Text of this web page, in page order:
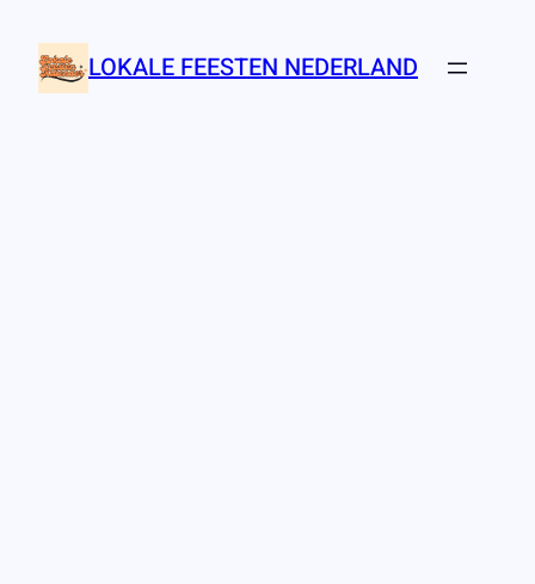
naar
LOKALE FEESTEN NEDERLAND